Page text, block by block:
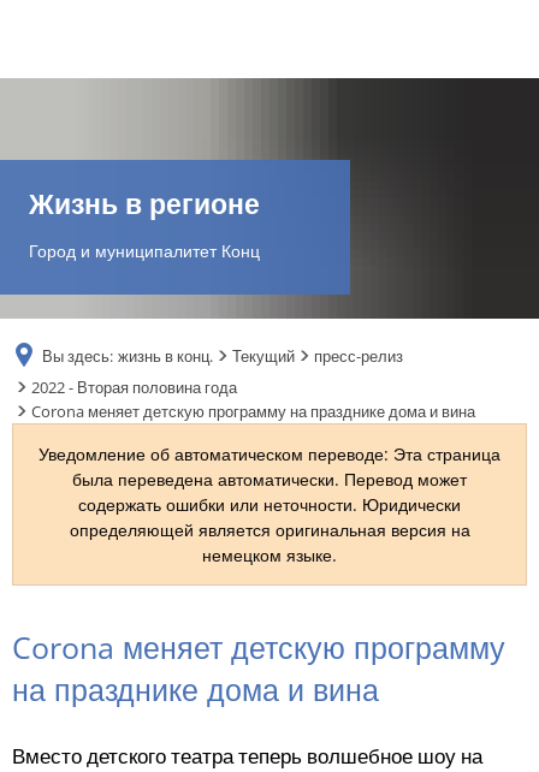
TR
UK
RU
Жизнь в регионе
Город и муниципалитет Конц
Вы здесь: жизнь в конц. Текущий
пресс-релиз
2022 - Вторая половина года
Corona меняет детскую программу на празднике дома и вина
Уведомление об автоматическом переводе: Эта страница
была переведена автоматически. Перевод может
содержать ошибки или неточности. Юридически
определяющей является оригинальная версия на
немецком языке.
Corona меняет детскую программу
на празднике дома и вина
Вместо детского театра теперь волшебное шоу на